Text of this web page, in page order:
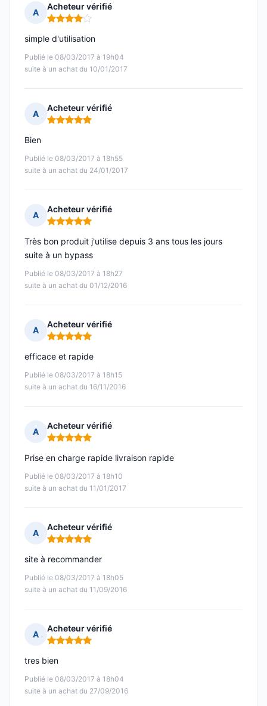
A
Acheteur vérifié
Note : 4 sur 5
Publié le 08/03/2017 à 19h04
suite à un achat du 10/01/2017
simple d'utilisation
A
Acheteur vérifié
Note : 5 sur 5
Publié le 08/03/2017 à 18h55
suite à un achat du 24/01/2017
Bien
A
Acheteur vérifié
Note : 5 sur 5
Publié le 08/03/2017 à 18h27
suite à un achat du 01/12/2016
Très bon produit j'utilise depuis 3 ans tous les jours
suite à un bypass
A
Acheteur vérifié
Note : 5 sur 5
Publié le 08/03/2017 à 18h15
suite à un achat du 16/11/2016
efficace et rapide
A
Acheteur vérifié
Note : 5 sur 5
Publié le 08/03/2017 à 18h10
suite à un achat du 11/01/2017
Prise en charge rapide livraison rapide
A
Acheteur vérifié
Note : 5 sur 5
Publié le 08/03/2017 à 18h05
suite à un achat du 11/09/2016
site à recommander
A
Acheteur vérifié
Note : 5 sur 5
Publié le 08/03/2017 à 18h04
suite à un achat du 27/09/2016
tres bien